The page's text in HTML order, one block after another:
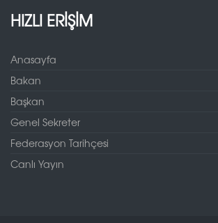
HIZLI ERİŞİM
Anasayfa
Bakan
Başkan
Genel Sekreter
Federasyon Tarihçesi
Canlı Yayın